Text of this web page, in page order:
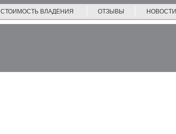
СТОИМОСТЬ ВЛАДЕНИЯ ОТЗЫВЫ НОВОСТИ